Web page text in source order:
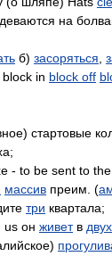
на
б) засоряться
block in block off
стартовые
- to be sent to
массив преим. (
три квартала;
us он живетв двух